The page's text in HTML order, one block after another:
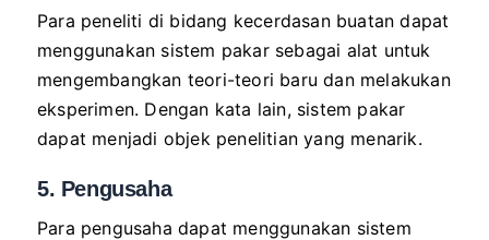
Para peneliti di bidang kecerdasan buatan dapat
menggunakan sistem pakar sebagai alat untuk
mengembangkan teori-teori baru dan melakukan
eksperimen. Dengan kata lain, sistem pakar
dapat menjadi objek penelitian yang menarik.
5. Pengusaha
Para pengusaha dapat menggunakan sistem